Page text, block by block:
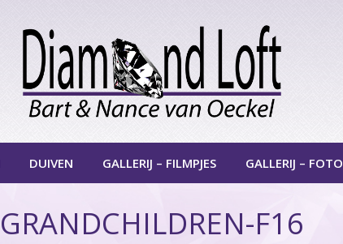
DUIVEN GALLERIJ – FILMPJES GALLERIJ – FOTO
GRANDCHILDREN-F16